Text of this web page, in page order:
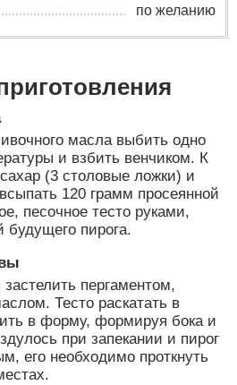
по желанию
масла выбить одно
и взбить венчиком. К
(3 столовые ложки) и
120 грамм просеянной
песочное тесто руками,
будущего пирога.
пергаментом,
Тесто раскатать в
в форму, формируя бока и
при запекании и пирог
его необходимо проткнуть